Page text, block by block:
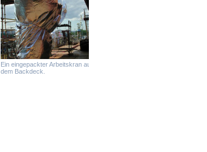
Ein eingepackter Arbeitskran auf
dem Backdeck.